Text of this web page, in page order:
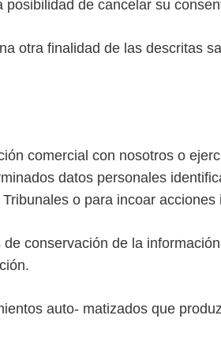
de cancelar su
otra finalidad de las descritas
comercial con nosotros o
datos personales
o para incoar
conservación de la
auto- matizados que